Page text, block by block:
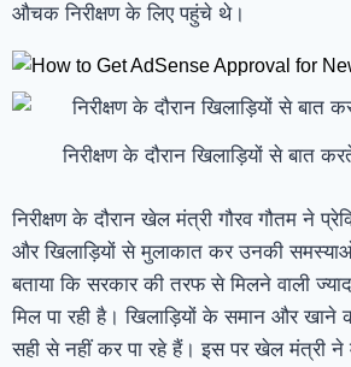
औचक निरीक्षण के लिए पहुंचे थे।
निरीक्षण के दौरान खिलाड़ियों से बात
निरीक्षण के दौरान खेल मंत्री गौरव गौतम ने
और खिलाड़ियों से मुलाकात कर उनकी
बताया कि सरकार की तरफ से मिलने वाली
मिल पा रही है। खिलाड़ियों के समान और खाने
सही से नहीं कर पा रहे हैं। इस पर खेल मंत्री ने